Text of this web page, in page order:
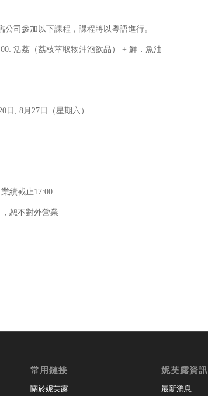
司參加以下課程，課程將以粵語進行。
活荔（荔枝萃取物沖泡飲品） + 鮮．魚油
日, 8月27日（星期六）
績截止17:00
恕不對外營業
常用鏈接
關於妮芙露
妮芙露資訊
最新消息